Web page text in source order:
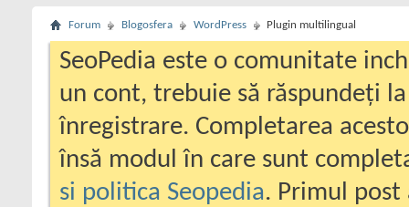
Forum Blogosfera WordPress Plugin multilingual
SeoPedia este o comunitate
un cont, trebuie să răspundeți
înregistrare. Completarea
însă modul în care sunt
si politica Seopedia. Primul